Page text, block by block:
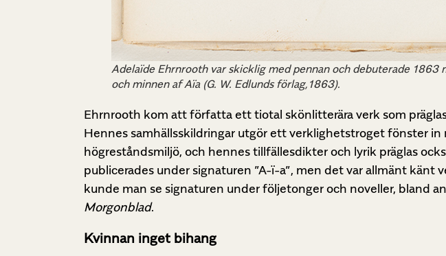
Adelaïde Ehrnrooth var skicklig med pennan och debuterade 1863
och minnen af Aïa (G. W. Edlunds förlag,1863).
Ehrnrooth kom att författa ett tiotal skönlitterära verk som
Hennes samhällsskildringar utgör ett verklighetstroget fönster in
högreståndsmiljö, och hennes tillfällesdikter och lyrik präglas
publicerades under signaturen ”A-ï-a”, men det var allmänt känt
kunde man se signaturen under följetonger och noveller, bland
Morgonblad.
Kvinnan inget bihang